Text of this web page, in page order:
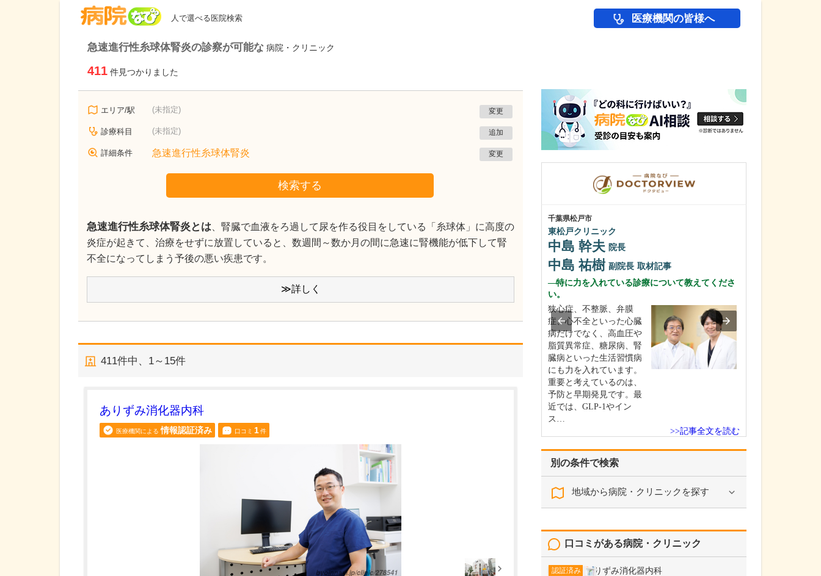
人で選べる医院検索 医療機関の皆様へ
急速進行性糸球体腎炎の診察が可能な 病院・クリニック
411 件見つかりました
エリア/駅 (未指定) 変更
診療科目 (未指定) 追加
詳細条件 急速進行性糸球体腎炎 変更
検索する
急速進行性糸球体腎炎とは 、腎臓で血液をろ過して尿を作る役目をしている「糸球体」に高度の
炎症が起きて、治療をせずに放置していると、数週間～数か月の間に急速に腎機能が低下して腎
不全になってしまう予後の悪い疾患です。
≫詳しく
411件中、 1～15件
ありずみ消化器内科
医療機関による 情報認証済み 口コミ 1件
別の条件で検索
地域から病院・クリニックを探す
口コミがある病院・クリニック
認証済み ありずみ消化器内科
中野富士見町耳鼻咽喉科
冨岡 亮太院長 取材記事
ください。
を積んできたこともあ
千葉県松戸市
東松戸クリニック
中島 幹夫 院長
中島 祐樹 副院長 取材記事
特に力を入れている診療について教えてくださ
い。
狭心症、不整脈、弁膜
症、心不全といった心臓
病だけでなく、高血圧や
脂質異常症、糖尿病、腎
臓病といった生活習慣病
にも力を入れています。
重要と考えているのは、
予防と早期発見です。最
近では、GLP-1やイン
ス…
>>記事全文を読む